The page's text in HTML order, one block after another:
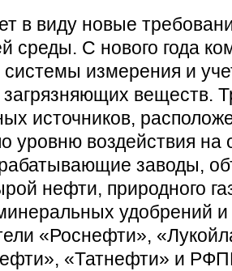
в виду новые
среды. С нового года
системы измерения и
веществ.
источников,
уровню воздействия
заводы,
нефти, природного
удобрений
«Роснефти»,
«Татнефти» и